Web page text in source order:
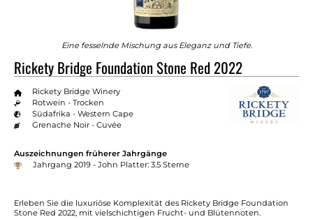
Eine fesselnde Mischung aus Eleganz und Tiefe.
Rickety Bridge Foundation Stone Red 2022
Rickety Bridge Winery
Rotwein - Trocken
Südafrika - Western Cape
Grenache Noir - Cuvée
Auszeichnungen früherer Jahrgänge
Jahrgang 2019 - John Platter: 3.5 Sterne
Erleben Sie die luxuriöse Komplexität des Rickety Bridge Foundation
Stone Red 2022, mit vielschichtigen Frucht- und Blütennoten.